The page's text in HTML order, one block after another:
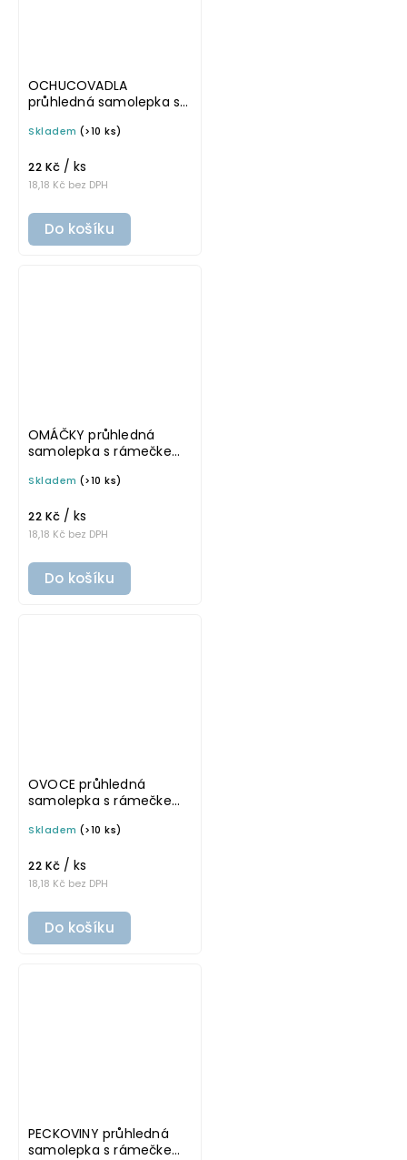
OCHUCOVADLA
průhledná samolepka s
písmo, rozměr 6 × 4 cm
do lednice
Skladem (>10 ks)
18,18 Kč bez DPH
22 Kč / ks
Do košíku
OMÁČKY průhledná
samolepka s rámečkem,
4 cm na boxy, šuplíky a
Skladem (>10 ks)
18,18 Kč bez DPH
22 Kč / ks
Do košíku
OVOCE průhledná
samolepka s rámečkem,
4 cm na boxy, šuplíky a
Skladem (>10 ks)
18,18 Kč bez DPH
22 Kč / ks
Do košíku
PECKOVINY průhledná
samolepka s rámečkem,